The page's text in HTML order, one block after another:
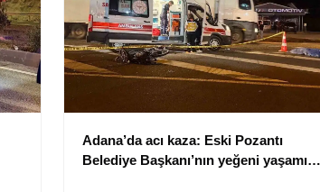
Adana’da acı kaza: Eski Pozantı
Belediye Başkanı’nın yeğeni yaşamını